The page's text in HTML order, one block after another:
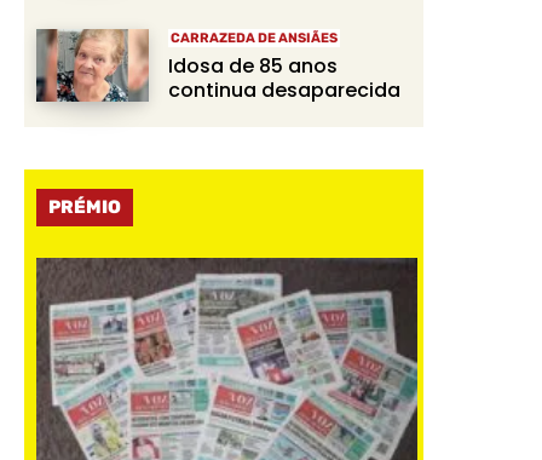
CARRAZEDA DE ANSIÃES
Idosa de 85 anos
continua desaparecida
PRÉMIO